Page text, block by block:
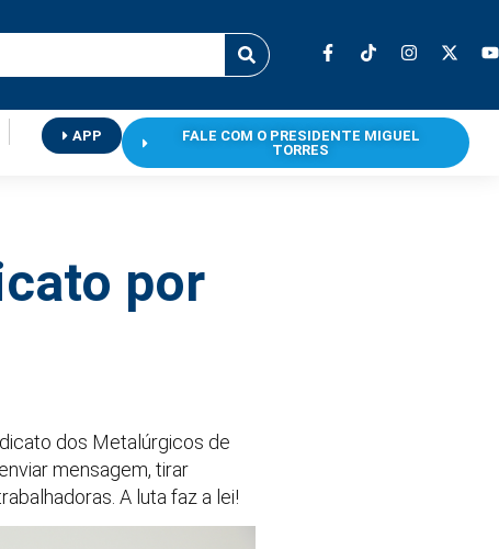
APP
FALE COM O PRESIDENTE MIGUEL
TORRES
por
dos Metalúrgicos de
mensagem, tirar
A luta faz a lei!